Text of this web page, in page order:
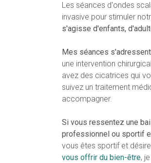
Les séances d'ondes
invasive pour stimuler
s'agisse d'enfants,
Mes séances
une intervention
avez des cicatrices qui
suivez un traitement
accompagner.
Si vous ressentez une
professionnel ou sportif
vous êtes sportif et
vous offrir du bien-être,